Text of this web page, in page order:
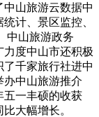
山旅游云数据中
计、景区监控、
中山旅游政务
力度中山市还积极
千家旅行社进中
办中山旅游推介
五一丰硕的收获
大幅增长。